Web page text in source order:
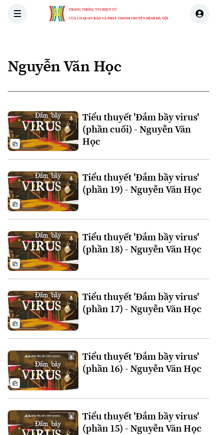
TRANG THÔNG TIN ĐIỆN TỬ
CỦA CƠ QUAN BÁO VÀ PHÁT THANH TRUYỀN HÌNH HÀ NỘI
Xu hướng
Chuyên mục
Nguyễn Văn Học
Tiểu thuyết 'Đắm bầy virus'
(phần cuối) - Nguyễn Văn
Học
Tiểu thuyết 'Đắm bầy virus'
(phần 19) - Nguyễn Văn Học
Tiểu thuyết 'Đắm bầy virus'
(phần 18) - Nguyễn Văn Học
Tiểu thuyết 'Đắm bầy virus'
(phần 17) - Nguyễn Văn Học
Tiểu thuyết 'Đắm bầy virus'
(phần 16) - Nguyễn Văn Học
Tiểu thuyết 'Đắm bầy virus'
(phần 15) - Nguyễn Văn Học